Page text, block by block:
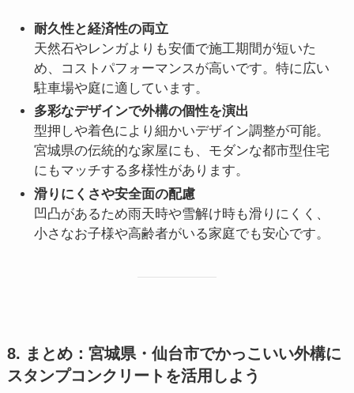
耐久性と経済性の両立
天然石やレンガよりも安価で施工期間が短いた
め、コストパフォーマンスが高いです。特に広い
駐車場や庭に適しています。
多彩なデザインで外構の個性を演出
型押しや着色により細かいデザイン調整が可能。
宮城県の伝統的な家屋にも、モダンな都市型住宅
にもマッチする多様性があります。
滑りにくさや安全面の配慮
凹凸があるため雨天時や雪解け時も滑りにくく、
小さなお子様や高齢者がいる家庭でも安心です。
8. まとめ：宮城県・仙台市でかっこいい外構に
スタンプコンクリートを活用しよう